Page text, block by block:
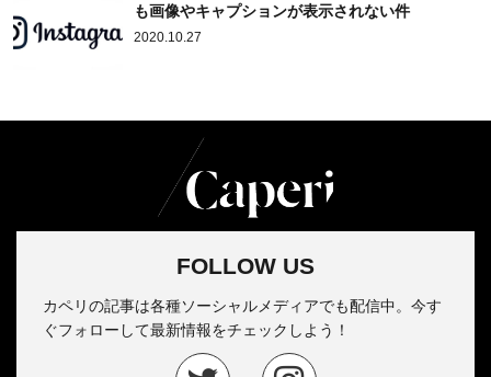
も画像やキャプションが表示されない件
2020.10.27
FOLLOW US
カペリの記事は各種ソーシャルメディアでも配信中。今す
ぐフォローして最新情報をチェックしよう！